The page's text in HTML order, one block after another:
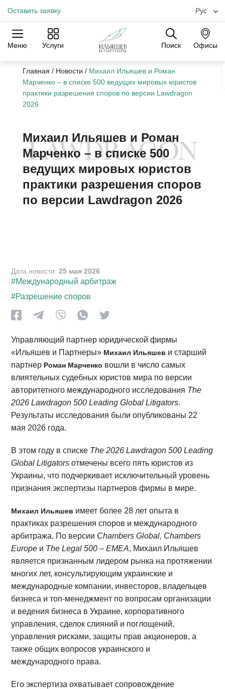
Оставить заявку Рус
Меню Услуги Поиск Офисы
Главная / Новости / Михаил Ильяшев и Роман
Марченко – в списке 500 ведущих мировых юристов
практики разрешения споров по версии Lawdragon
2026
Михаил Ильяшев и Роман
Марченко – в списке 500
ведущих мировых юристов
практики разрешения споров
по версии Lawdragon 2026
Дата новости:25 мая 2026
#Международный арбитраж
#Разрешение споров
Управляющий партнер юридической фирмы
«Ильяшев и Партнеры» Михаил Ильяшев и старший
партнер Роман Марченко вошли в число самых
влиятельных судебных юристов мира по версии
авторитетного международного исследования The
2026 Lawdragon 500 Leading Global Litigators.
Результаты исследования были опубликованы 22
мая 2026 года.
В этом году в списке The 2026 Lawdragon 500 Leading
Global Litigators отмечены всего пять юристов из
Украины, что подчеркивает исключительный уровень
признания экспертизы партнеров фирмы в мире.
Михаил Ильяшев имеет более 28 лет опыта в
практиках разрешения споров и международного
арбитража. По версии Chambers Global, Chambers
Europe и The Legal 500 – EMEA, Михаил Ильяшев
является признанным лидером рынка на протяжении
многих лет, консультирующим украинские и
международные компании, инвесторов, владельцев
бизнеса и топ-менеджмент по вопросам организации
и ведения бизнеса в Украине, корпоративного
управления, сделок слияний и поглощений,
управления рисками, защиты прав акционеров, а
также общих вопросов украинского и
международного права.
Его экспертиза охватывает сопровождение